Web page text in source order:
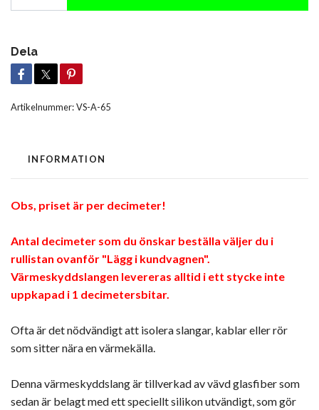
Dela
Artikelnummer:VS-A-65
INFORMATION
Obs, priset är per decimeter!
Antal decimeter som du önskar beställa väljer du i
rullistan ovanför "Lägg i kundvagnen".
Värmeskyddslangen levereras alltid i ett stycke inte
uppkapad i 1 decimetersbitar.
Ofta är det nödvändigt att isolera slangar, kablar eller rör
som sitter nära en värmekälla.
Denna värmeskyddslang är tillverkad av vävd glasfiber som
sedan är belagt med ett speciellt silikon utvändigt, som gör